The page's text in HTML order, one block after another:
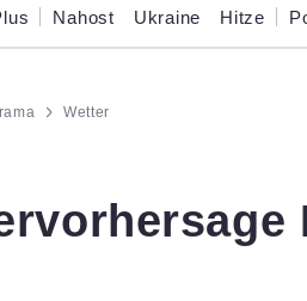
Nahost Ukraine Hitze
Wetter